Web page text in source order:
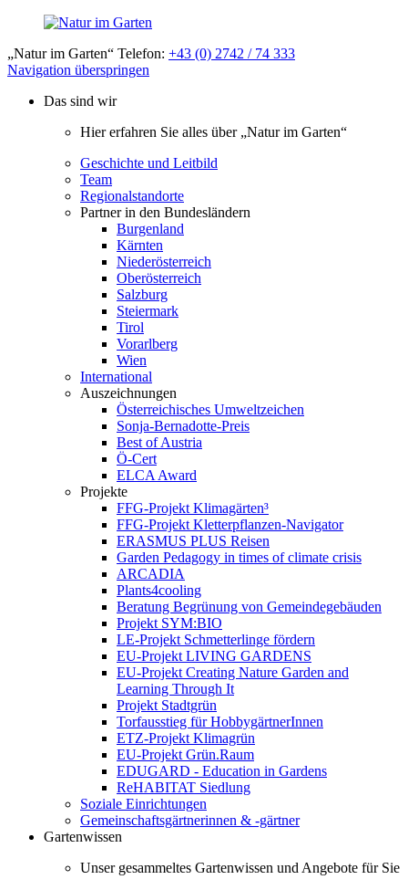
„Natur im Garten“ Telefon: +43 (0) 2742 / 74 333
Navigation überspringen
Das sind wir
Hier erfahren Sie alles über „Natur im Garten“
Geschichte und Leitbild
Team
Regionalstandorte
Partner in den Bundesländern
Burgenland
Kärnten
Niederösterreich
Oberösterreich
Salzburg
Steiermark
Tirol
Vorarlberg
Wien
International
Auszeichnungen
Österreichisches Umweltzeichen
Sonja-Bernadotte-Preis
Best of Austria
Ö-Cert
ELCA Award
Projekte
FFG-Projekt Klimagärten³
FFG-Projekt Kletterpflanzen-Navigator
ERASMUS PLUS Reisen
Garden Pedagogy in times of climate crisis
ARCADIA
Plants4cooling
Beratung Begrünung von Gemeindegebäuden
Projekt SYM:BIO
LE-Projekt Schmetterlinge fördern
EU-Projekt LIVING GARDENS
EU-Projekt Creating Nature Garden and
Learning Through It
Projekt Stadtgrün
Torfausstieg für HobbygärtnerInnen
ETZ-Projekt Klimagrün
EU-Projekt Grün.Raum
EDUGARD - Education in Gardens
ReHABITAT Siedlung
Soziale Einrichtungen
Gemeinschaftsgärtnerinnen & -gärtner
Gartenwissen
Unser gesammeltes Gartenwissen und Angebote für Sie